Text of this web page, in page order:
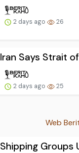
2 days ago 26
Iran Says Strait
2 days ago 25
Web
Shipping Groups